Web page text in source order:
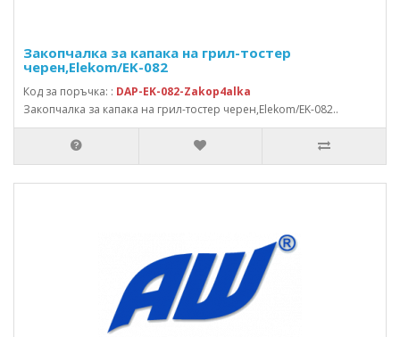
Закопчалка за капака на грил-тостер
черен,Elekom/EK-082
Код за поръчка: : DAP-EK-082-Zakop4alka
Закопчалка за капака на грил-тостер черен,Elekom/EK-082..